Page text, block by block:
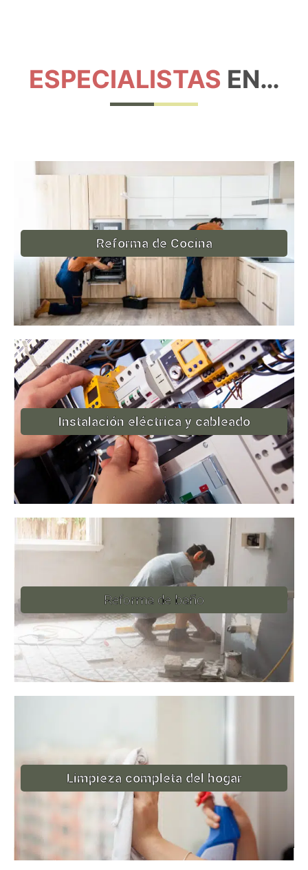
ESPECIALISTAS EN…
Reforma de Cocina
Instalación eléctrica y cableado
Reforma de baño
Limpieza completa del hogar